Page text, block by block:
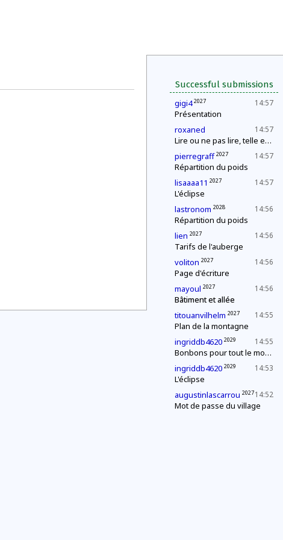
Successful submissions
14:57
gigi4 2027
Présentation
14:57
roxaned
Lire ou ne pas lire, telle est la question
14:57
pierregraff 2027
Répartition du poids
14:57
lisaaaa11 2027
L'éclipse
14:56
lastronom 2028
Répartition du poids
14:56
lien 2027
Tarifs de l'auberge
14:56
voliton 2027
Page d'écriture
14:56
mayoul 2027
Bâtiment et allée
14:55
titouanvilhelm 2027
Plan de la montagne
14:55
ingriddb4620 2029
Bonbons pour tout le monde !
14:53
ingriddb4620 2029
L'éclipse
14:52
augustinlascarrou 2027
Mot de passe du village